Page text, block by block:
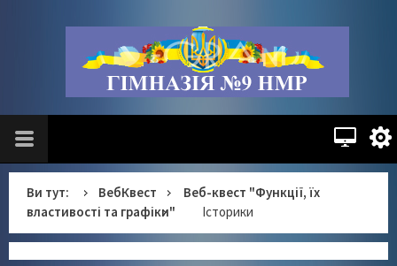
Ви тут: ВебКвест
Веб-квест "Функції, їх
властивості та графіки"
Історики